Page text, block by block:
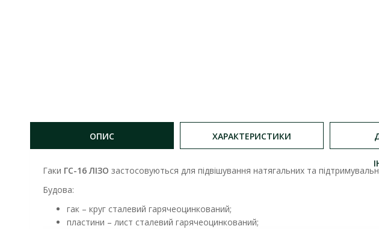
ОПИС ХАРАКТЕРИСТИКИ
Гаки ГС-16 ЛІЗО застосовуються для підвішування натягальних та
Будова:
гак – круг сталевий гарячеоцинкований;
пластини – лист сталевий гарячеоцинкований;